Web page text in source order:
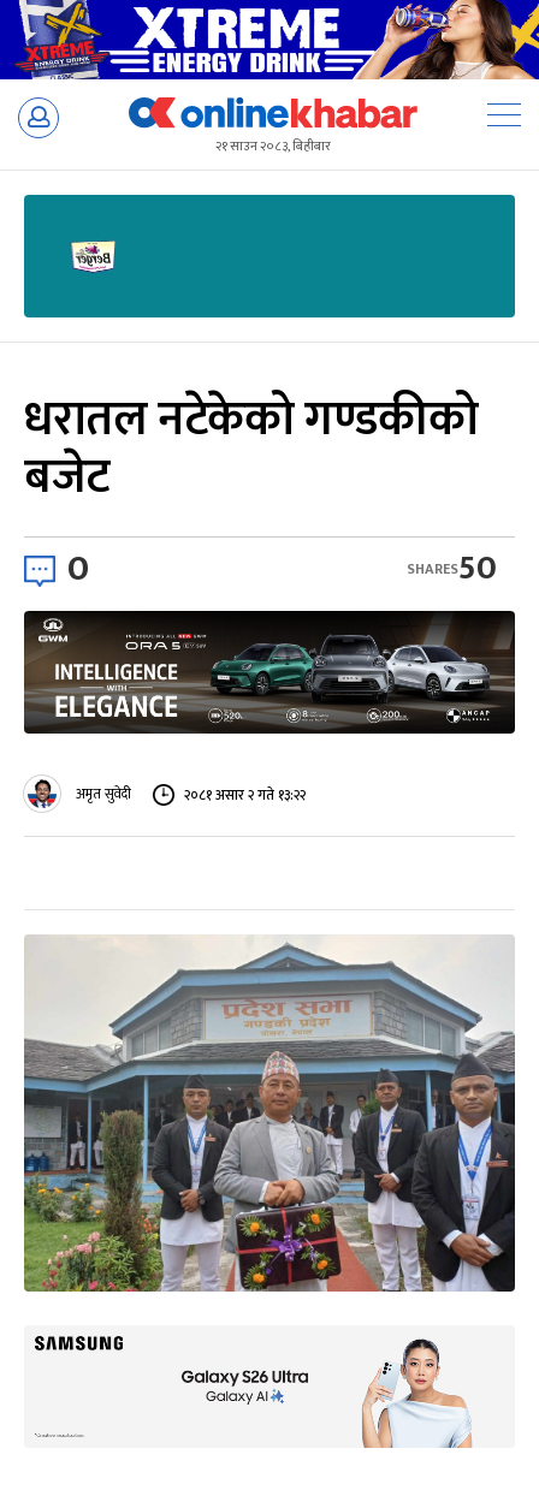
Skip
२१ साउन २०८३, बिहीबार
धरातल नटेकेको गण्डकीको
बजेट
0 50
SHARES
अमृत सुवेदी २०८१ असार २ गते १३:२२